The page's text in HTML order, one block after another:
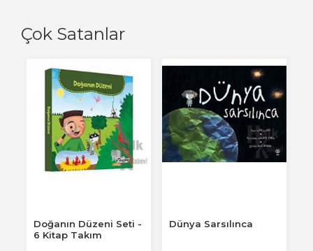
Çok Satanlar
Doğanın Düzeni Seti -
6 Kitap Takım
Dünya Sarsılınca